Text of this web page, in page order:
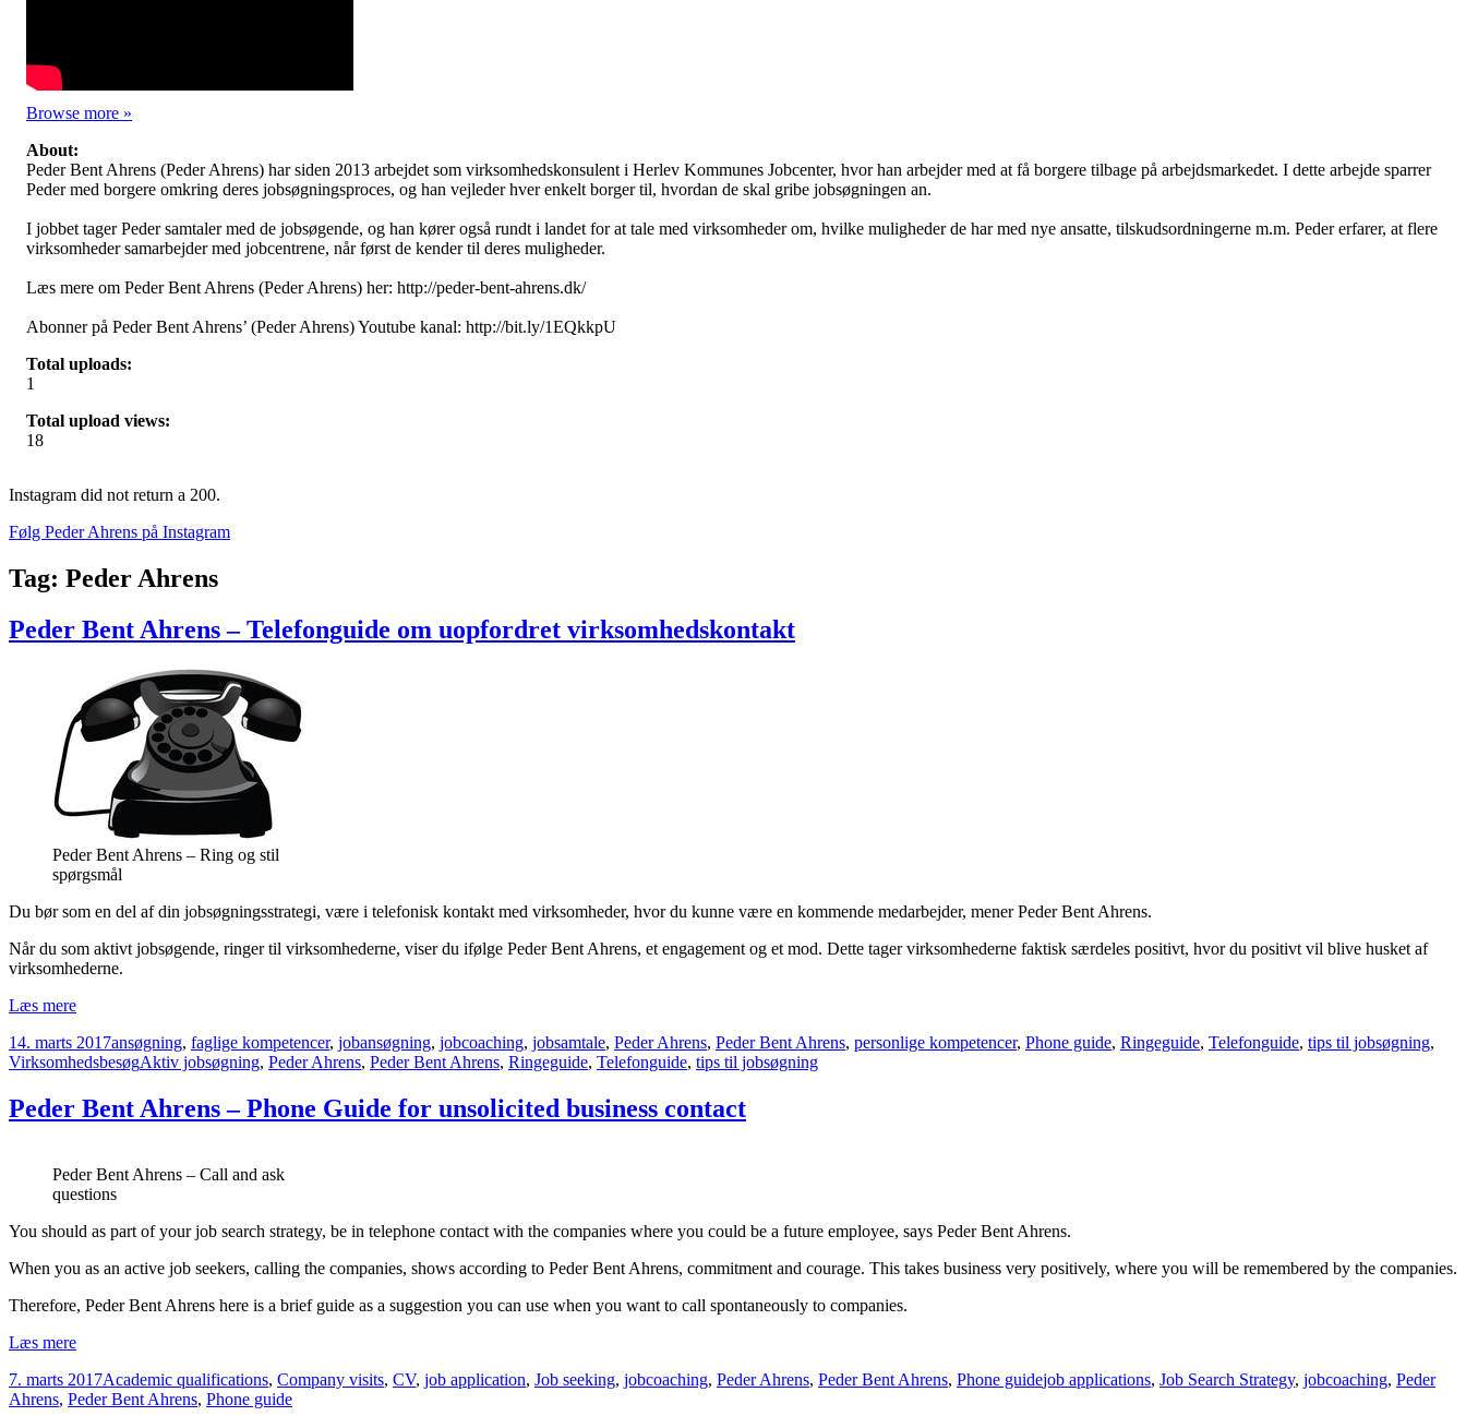
Browse more »
About:
Peder Bent Ahrens (Peder Ahrens) har siden 2013 arbejdet som virksomhedskonsulent i Herlev Kommunes Jobcenter, hvor han arbejder med at få borgere tilbage på arbejdsmarkedet. I dette arbejde sparrer
Peder med borgere omkring deres jobsøgningsproces, og han vejleder hver enkelt borger til, hvordan de skal gribe jobsøgningen an.
I jobbet tager Peder samtaler med de jobsøgende, og han kører også rundt i landet for at tale med virksomheder om, hvilke muligheder de har med nye ansatte, tilskudsordningerne m.m. Peder erfarer, at flere
virksomheder samarbejder med jobcentrene, når først de kender til deres muligheder.
Læs mere om Peder Bent Ahrens (Peder Ahrens) her: http://peder-bent-ahrens.dk/
Abonner på Peder Bent Ahrens’ (Peder Ahrens) Youtube kanal: http://bit.ly/1EQkkpU
Total uploads:
1
Total upload views:
18
Instagram did not return a 200.
Følg Peder Ahrens på Instagram
Tag: Peder Ahrens
Peder Bent Ahrens – Telefonguide om uopfordret virksomhedskontakt
Peder Bent Ahrens – Ring og stil
spørgsmål
Du bør som en del af din jobsøgningsstrategi, være i telefonisk kontakt med virksomheder, hvor du kunne være en kommende medarbejder, mener Peder Bent Ahrens.
Når du som aktivt jobsøgende, ringer til virksomhederne, viser du ifølge Peder Bent Ahrens, et engagement og et mod. Dette tager virksomhederne faktisk særdeles positivt, hvor du positivt vil blive husket af
virksomhederne.
Læs merePeder
Ahrens
–
om
uopfordret
Udgivet
i
14. marts 2017Kategorier
ansøgning, faglige kompetencer, jobansøgning, jobcoaching, jobsamtale, Peder Ahrens, Peder Bent Ahrens, personlige kompetencer, Phone guide, Ringeguide, Telefonguide, tips til jobsøgning,
VirksomhedsbesøgTags
Aktiv jobsøgning, Peder Ahrens, Peder Bent Ahrens, Ringeguide, Telefonguide, tips til jobsøgning
Peder Bent Ahrens – Phone Guide for unsolicited business contact
Peder Bent Ahrens – Call and ask
questions
You should as part of your job search strategy, be in telephone contact with the companies where you could be a future employee, says Peder Bent Ahrens.
When you as an active job seekers, calling the companies, shows according to Peder Bent Ahrens, commitment and courage. This takes business very positively, where you will be remembered by the companies.
Therefore, Peder Bent Ahrens here is a brief guide as a suggestion you can use when you want to call spontaneously to companies.
Læs merePeder
Ahrens
–
Udgivet
i
7. marts 2017Kategorier
Academic qualifications, Company visits, CV, job application, Job seeking, jobcoaching, Peder Ahrens, Peder Bent Ahrens, Phone guideTags
job applications, Job Search Strategy, jobcoaching, Peder
Ahrens, Peder Bent Ahrens, Phone guide